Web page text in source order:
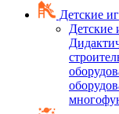
Детские
Детские